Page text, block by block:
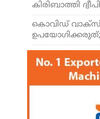
കിരിബാത്തി
കൊവിഡ്
ഉപയോഗിക്കരുത്;